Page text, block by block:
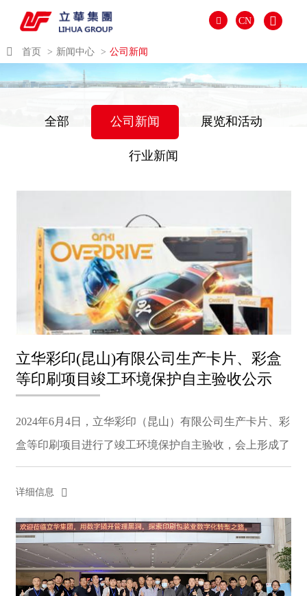
CN
PORTUGUÉS
PYCCKИЙ
ITALIANO
ESPAÑOL
FRANÇAIS
글로벌
ENGLISH
中文
首页 新闻中心 公司新闻
全部 公司新闻 展览和活动
行业新闻
立华彩印(昆山)有限公司生产卡片、彩盒
等印刷项目竣工环境保护自主验收公示
2024年6月4日，立华彩印（昆山）有限公司生产卡片、彩
盒等印刷项目进行了竣工环境保护自主验收，会上形成了
验收意见；根据《建设项目竣工环境保护验收暂行办法》
的有关规定。现向社会进行公示，公示如下：公示链
详细信息